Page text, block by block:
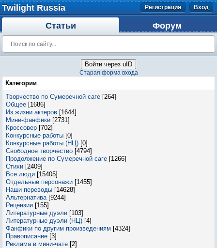
Twilight Russia Регистрация Вход
Статьи Форум
Войти через uID
Старая форма входа
Категории
Творчество по Сумеречной саге [264]
Общее [1686]
Из жизни актеров [1644]
Мини-фанфики [2731]
Кроссовер [702]
Конкурсные работы [0]
Конкурсные работы (НЦ) [0]
Свободное творчество [4794]
Продолжение по Сумеречной саге [1266]
Стихи [2409]
Все люди [15405]
Отдельные персонажи [1455]
Наши переводы [14628]
Альтернатива [9244]
Рецензии [155]
Литературные дуэли [103]
Литературные дуэли (НЦ) [4]
Фанфики по другим произведениям [4324]
Правописание [3]
Реклама в мини-чате [2]